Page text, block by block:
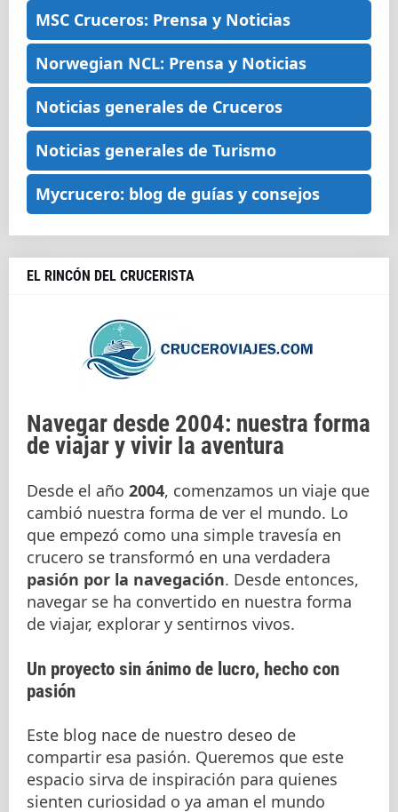
MSC Cruceros: Prensa y Noticias
Norwegian NCL: Prensa y Noticias
Noticias generales de Cruceros
Noticias generales de Turismo
Mycrucero: blog de guías y consejos
EL RINCÓN DEL CRUCERISTA
Navegar desde 2004: nuestra forma
de viajar y vivir la aventura
Desde el año 2004, comenzamos un viaje que
cambió nuestra forma de ver el mundo. Lo
que empezó como una simple travesía en
crucero se transformó en una verdadera
pasión por la navegación. Desde entonces,
navegar se ha convertido en nuestra forma
de viajar, explorar y sentirnos vivos.
Un proyecto sin ánimo de lucro, hecho con
pasión
Este blog nace de nuestro deseo de
compartir esa pasión. Queremos que este
espacio sirva de inspiración para quienes
sienten curiosidad o ya aman el mundo